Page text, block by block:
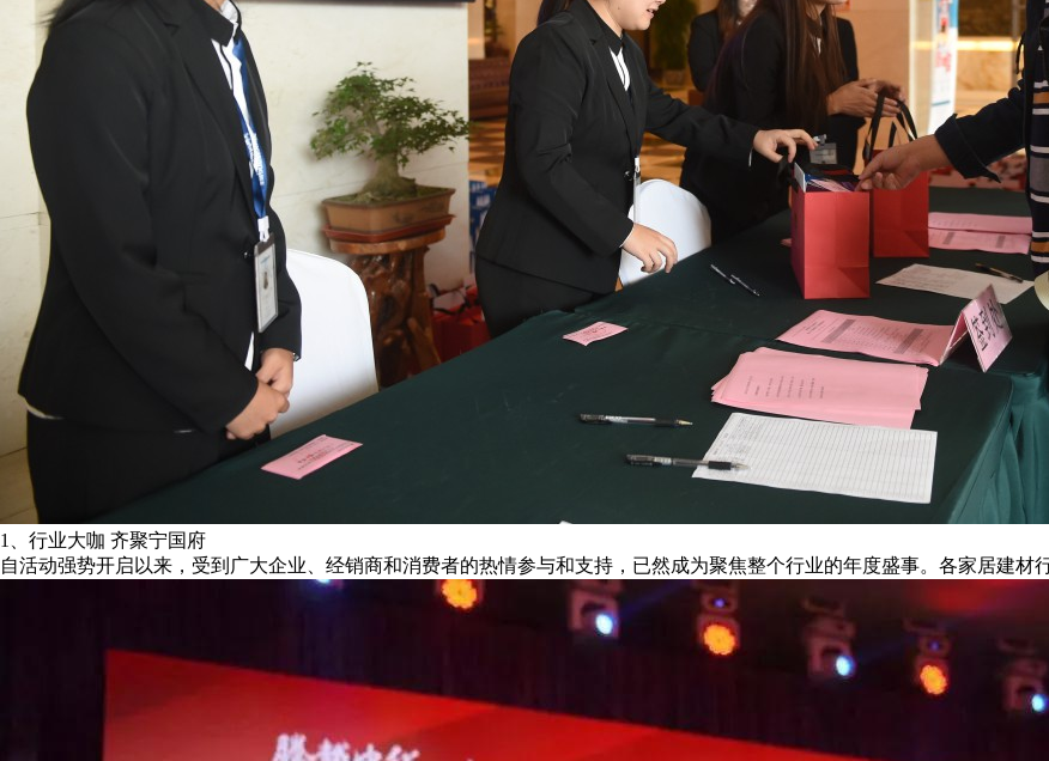
1、行业大咖 齐聚宁国府
自活动强势开启以来，受到广大企业、经销商和消费者的热情参与和支持，已然成为聚焦整个行业的年度盛事。各家居建材